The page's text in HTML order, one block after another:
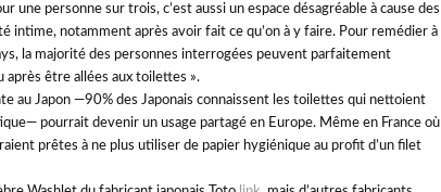
une personne sur trois, c’est aussi un espace désagréable à cause des
intime, notamment après avoir fait ce qu’on à y faire. Pour remédier à
la majorité des personnes interrogées peuvent parfaitement
après être allées aux toilettes ».
au Japon —90% des Japonais connaissent les toilettes qui nettoient
pourrait devenir un usage partagé en Europe. Même en France où
prêtes à ne plus utiliser de papier hygiénique au profit d’un filet